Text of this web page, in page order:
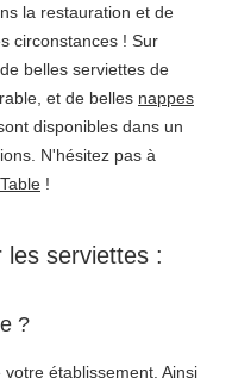
la restauration et de
circonstances ! Sur
belles serviettes de
et de belles nappes
disponibles dans un
N'hésitez pas à
!
les serviettes :
?
établissement. Ainsi